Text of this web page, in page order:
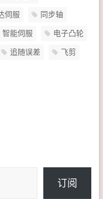
伺服 同步轴
智能伺服 电子凸轮
追随误差 飞剪
订阅